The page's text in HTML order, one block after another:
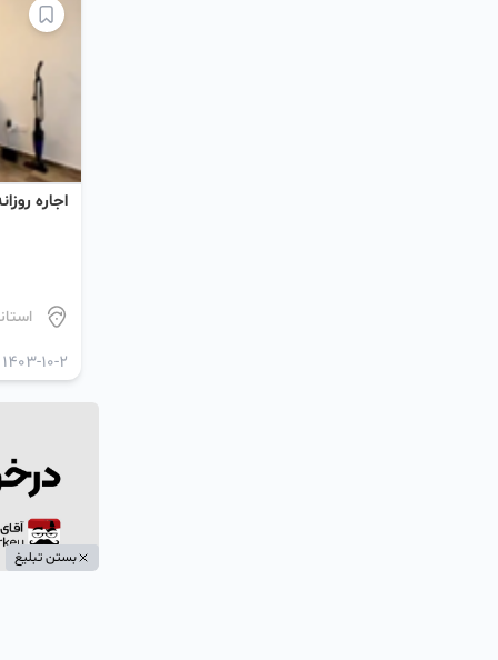
اجاره
1403-10-2
بستن تبلیغ